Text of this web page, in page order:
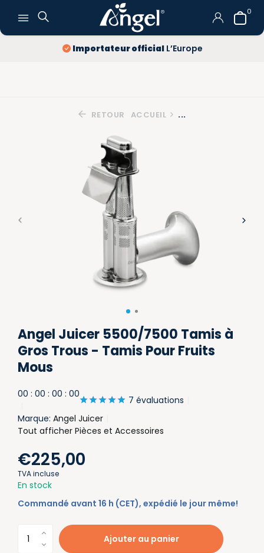
0
Importateur officialL’Europe
RETOUR ACCUEIL ...
Angel Juicer 5500/7500 Tamis à
Gros Trous - Tamis Pour Fruits
Mous
00 : 00 : 00 : 00
7 évaluations
Marque: Angel Juicer
Tout afficher Pièces et Accessoires
€225,00
TVA incluse
En stock
Commandé avant 16 h (CET), expédié le jour même!
Ajouter au panier